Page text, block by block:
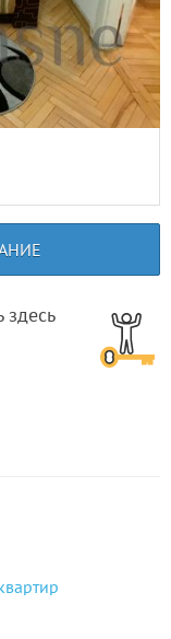
здесь